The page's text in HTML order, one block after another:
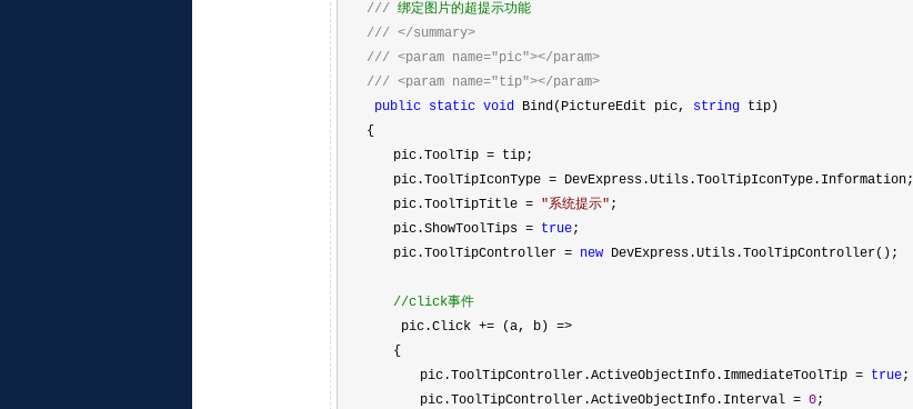
/// 绑定图片的超提示功能
/// </summary>
/// <param name="pic"></param>
/// <param name="tip"></param>
public
static voidBind(PictureEdit pic, stringtip)
{
pic.ToolTip =tip;
pic.ToolTipIconType =DevExpress.Utils.ToolTipIconType.Information;
pic.ToolTipTitle = "系统提示" ;
pic.ShowToolTips = true;
pic.ToolTipController = newDevExpress.Utils.ToolTipController();
//click事件
pic.Click +=(a, b) =>
{
pic.ToolTipController.ActiveObjectInfo.ImmediateToolTip = true;
pic.ToolTipController.ActiveObjectInfo.Interval = 0;